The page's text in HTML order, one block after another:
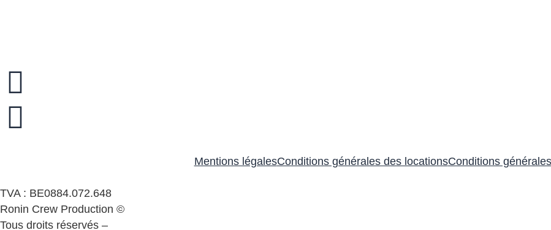
Mentions légalesConditions générales des locationsConditions
TVA : BE0884.072.648
Ronin Crew Production ©
Tous droits réservés –